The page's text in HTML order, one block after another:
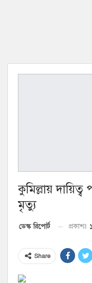
কুমিল্লায়
মৃত্যু
ডেস্ক রিপোর্ট প্রকাশঃ
Share